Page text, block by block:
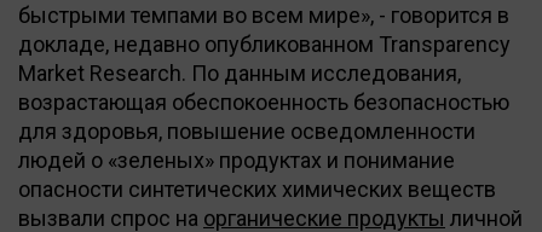
быстрыми темпами во всем мире», - говорится в
докладе, недавно опубликованном Transparency
Market Research. По данным исследования,
возрастающая обеспокоенность безопасностью
для здоровья, повышение осведомленности
людей о «зеленых» продуктах и понимание
опасности синтетических химических веществ
вызвали спрос на органические продукты личной